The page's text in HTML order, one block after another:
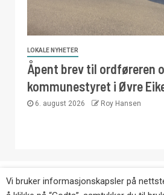
LOKALE NYHETER
Åpent brev til ordføreren
kommunestyret i Øvre
6. august 2026 Roy Hansen
Copyright © Eikernytt.no
Vi bruker informasjonskapsler på